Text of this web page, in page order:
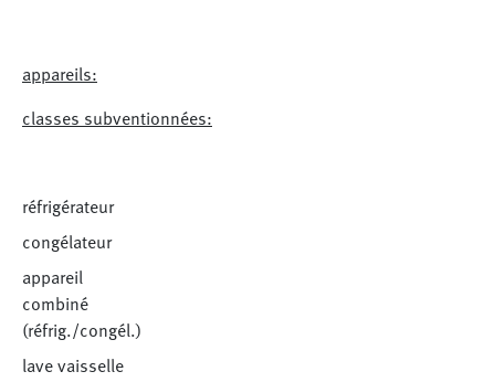
appareils:
classes subventionnées:
réfrigérateur
congélateur
appareil
combiné
(réfrig./congél.)
lave vaisselle